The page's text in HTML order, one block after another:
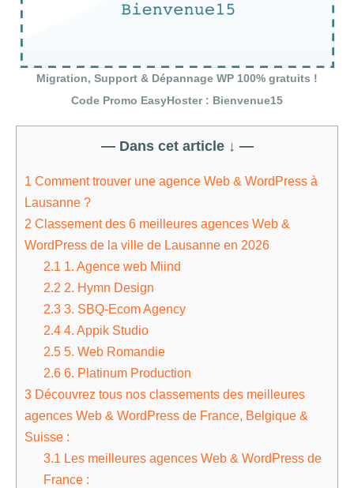
Migration, Support & Dépannage WP 100% gratuits !
Code Promo EasyHoster : Bienvenue15
— Dans cet article ↓ —
1 Comment trouver une agence Web & WordPress à
Lausanne ?
2 Classement des 6 meilleures agences Web &
WordPress de la ville de Lausanne en 2026
2.1 1. Agence web Miind
2.2 2. Hymn Design
2.3 3. SBQ-Ecom Agency
2.4 4. Appik Studio
2.5 5. Web Romandie
2.6 6. Platinum Production
3 Découvrez tous nos classements des meilleures
agences Web & WordPress de France, Belgique &
Suisse :
3.1 Les meilleures agences Web & WordPress de
France :